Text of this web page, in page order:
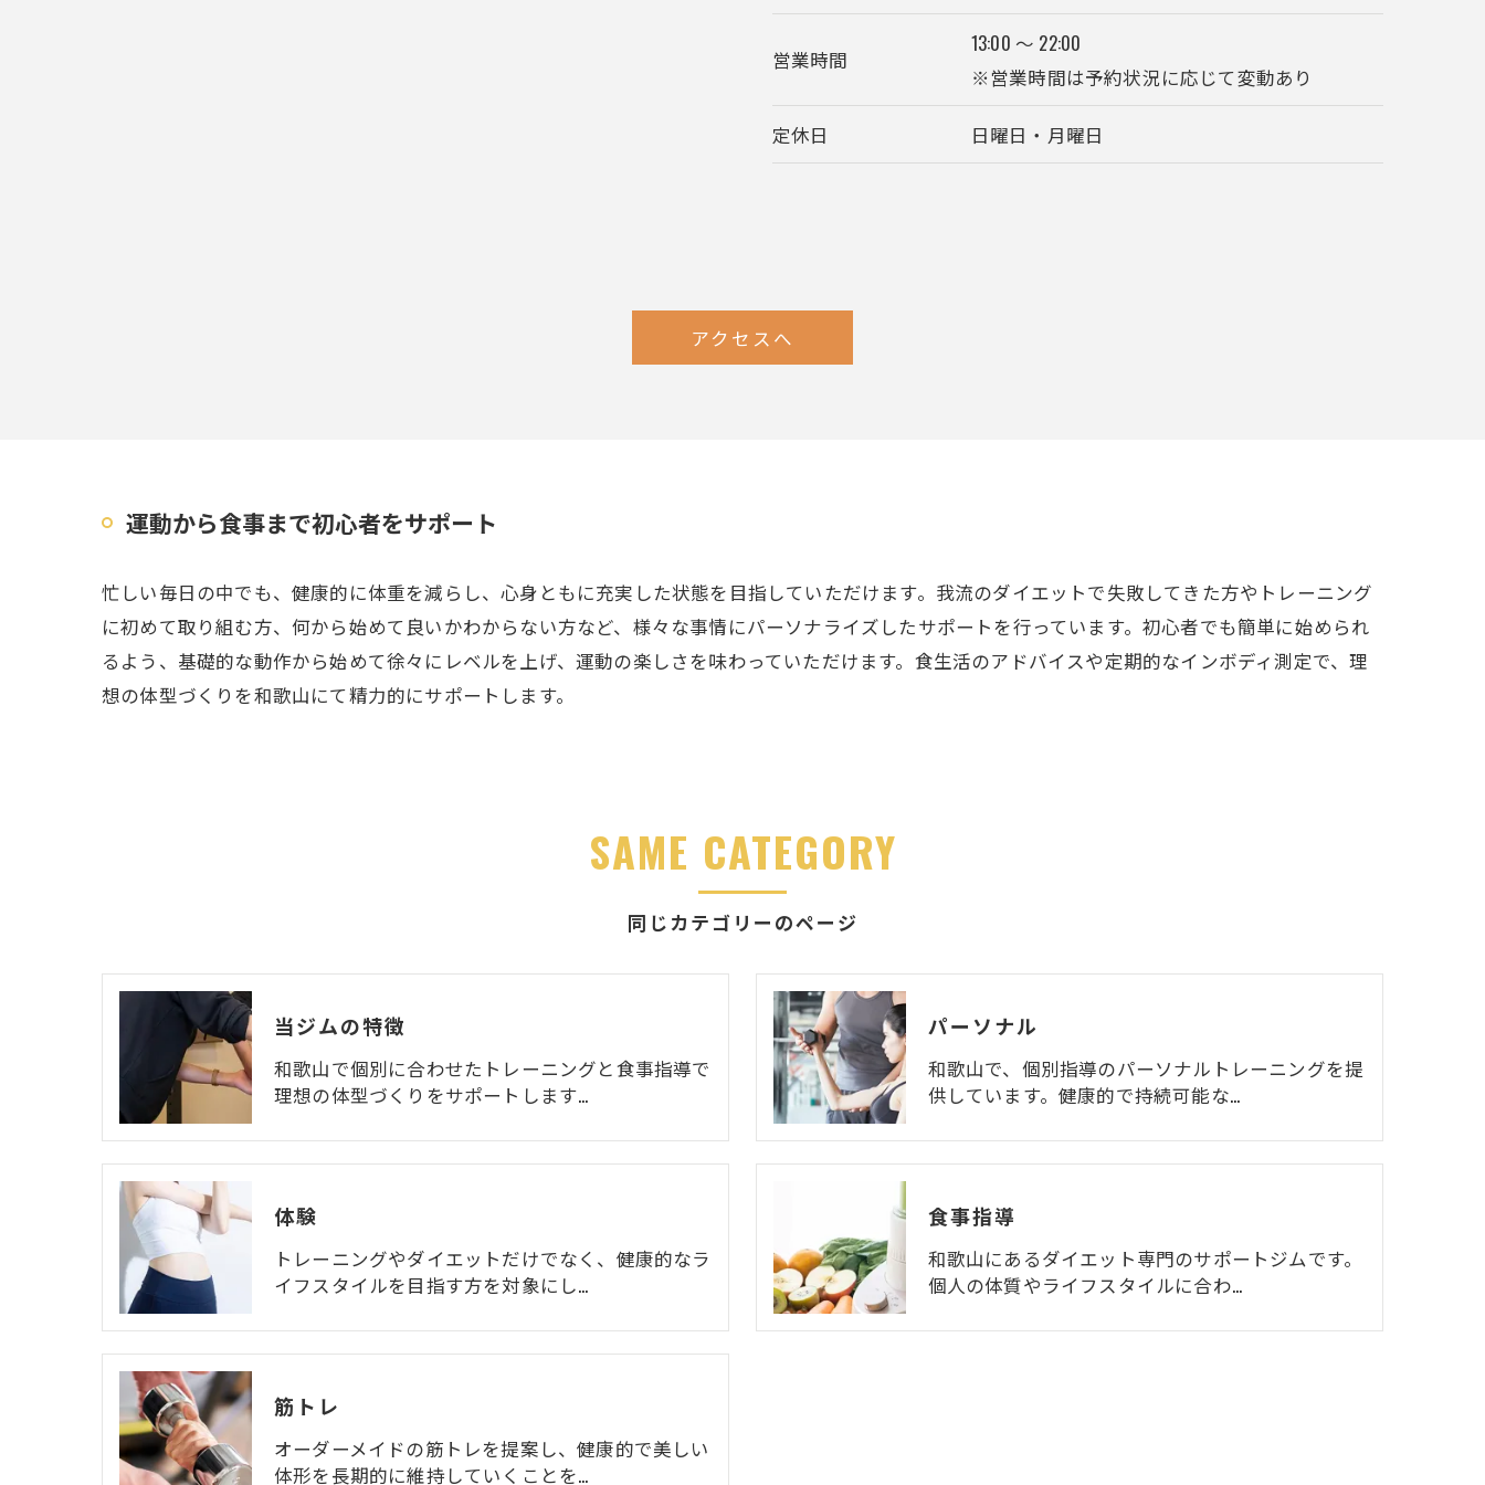
営業時間
13:00 ～ 22:00
※営業時間は予約状況に応じて変動あり
定休日 日曜日・月曜日
アクセスへ
運動から食事まで初心者をサポート
忙しい毎日の中でも、健康的に体重を減らし、心身ともに充実した状態を目指していただけます。我流のダイエットで失敗してきた方やトレーニング
に初めて取り組む方、何から始めて良いかわからない方など、様々な事情にパーソナライズしたサポートを行っています。初心者でも簡単に始められ
るよう、基礎的な動作から始めて徐々にレベルを上げ、運動の楽しさを味わっていただけます。食生活のアドバイスや定期的なインボディ測定で、理
想の体型づくりを和歌山にて精力的にサポートします。
同じカテゴリーのページ
SAME CATEGORY
当ジムの特徴
和歌山で個別に合わせたトレーニングと食事指導で
理想の体型づくりをサポートします…
パーソナル
和歌山で、個別指導のパーソナルトレーニングを提
供しています。健康的で持続可能な…
体験
トレーニングやダイエットだけでなく、健康的なラ
イフスタイルを目指す方を対象にし…
食事指導
和歌山にあるダイエット専門のサポートジムです。
個人の体質やライフスタイルに合わ…
筋トレ
オーダーメイドの筋トレを提案し、健康的で美しい
体形を長期的に維持していくことを…